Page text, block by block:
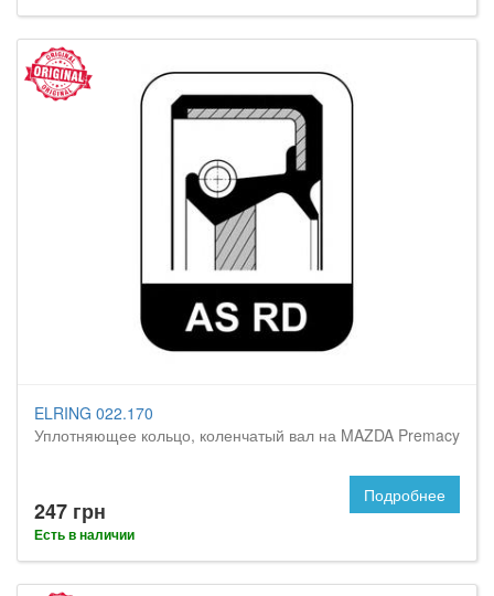
ELRING 022.170
Уплотняющее кольцо, коленчатый вал на MAZDA Premacy
247 грн
Есть в наличии
Подробнее